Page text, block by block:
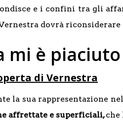
e i confini tra gli
dovrà
mi è piaciuto
di Vernestra
la sua rappresentazione
affrettate e superficiali,che